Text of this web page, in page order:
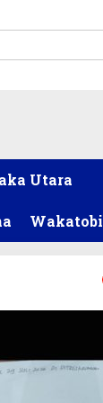
Utara
Wakatobi